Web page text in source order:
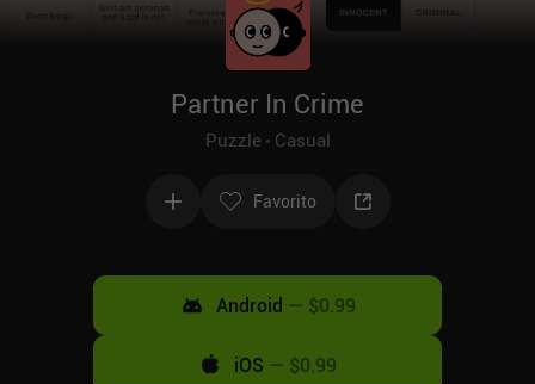
Partner In Crime
Puzzle Casual
Favorito
Android — $0.99
iOS — $0.99